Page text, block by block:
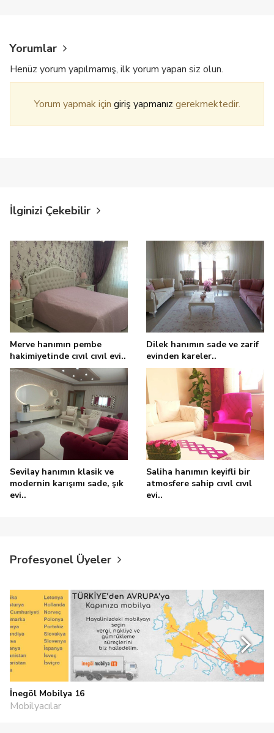
Yorumlar
Henüz yorum yapılmamış, ilk yorum yapan siz olun.
Yorum yapmak için giriş yapmanız gerekmektedir.
İlginizi Çekebilir
Merve hanımın pembe
hakimiyetinde cıvıl cıvıl evi..
Dilek hanımın sade ve zarif
evinden kareler..
Sevilay hanımın klasik ve
modernin karışımı sade, şık
evi..
Saliha hanımın keyifli bir
atmosfere sahip cıvıl cıvıl
evi..
Profesyonel Üyeler
İnegöl Mobilya 16
Mobilyacılar